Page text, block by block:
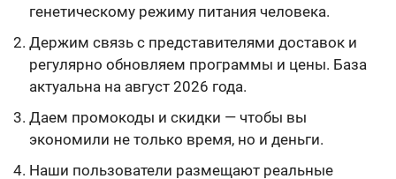
генетическому режиму питания человека.
Держим связь с представителями доставок и
регулярно обновляем программы и цены. База
актуальна на август 2026 года.
Даем промокоды и скидки — чтобы вы
экономили не только время, но и деньги.
Наши пользователи размещают реальные